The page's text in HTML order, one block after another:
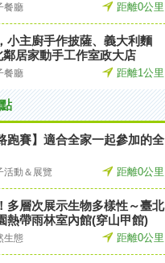
餐廳 距離0公里
小主廚手作披薩、義大利麵
鄰居家動手工作室政大店
餐廳 距離1公里
跑賽】適合全家一起參加的全
活動＆展覽 距離0公里
多層次展示生物多樣性～臺北
熱帶雨林室內館(穿山甲館)
生態 距離0公里